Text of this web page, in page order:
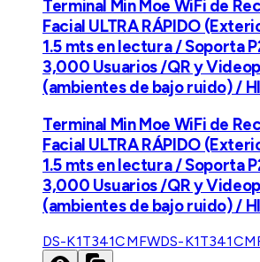
Terminal Min Moe WiFi de
Facial ULTRA RÁPIDO
1.5 mts en lectura / Soporta
3,000 Usuarios /QR y
(ambientes de bajo ruido) /
Terminal Min Moe WiFi de
Facial ULTRA RÁPIDO
1.5 mts en lectura / Soporta
3,000 Usuarios /QR y
(ambientes de bajo ruido) /
DS-K1T341CMFWDS-